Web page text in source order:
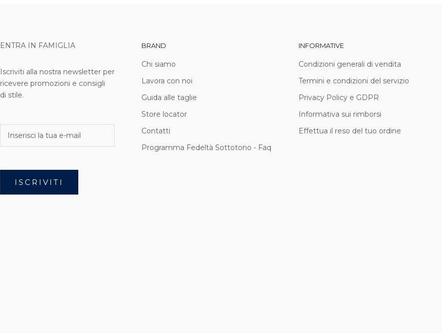
ENTRA IN FAMIGLIA
Iscriviti alla nostra newsletter per
ricevere promozioni e consigli
di stile.
ISCRIVITI
BRAND
Chi siamo
Lavora con noi
Guida alle taglie
Store locator
Contatti
Programma Fedeltà Sottotono - Faq
INFORMATIVE
Condizioni generali di vendita
Termini e condizioni del servizio
Privacy Policy e GDPR
Informativa sui rimborsi
Effettua il reso del tuo ordine